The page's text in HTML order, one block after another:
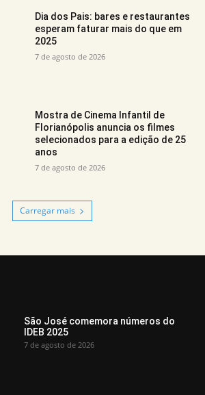
Dia dos Pais: bares e restaurantes
esperam faturar mais do que em
2025
7 de agosto de 2026
Mostra de Cinema Infantil de
Florianópolis anuncia os filmes
selecionados para a edição de 25
anos
7 de agosto de 2026
Carregar mais
São José comemora números do
IDEB 2025
7 de agosto de 2026